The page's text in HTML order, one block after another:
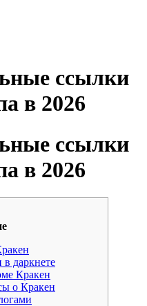
ссылки
в 2026
ссылки
в 2026
в даркнете
Кракен
о Кракен